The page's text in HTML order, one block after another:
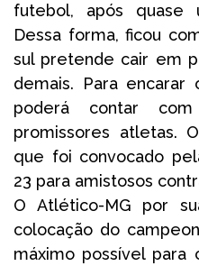
futebol, após quase
Dessa forma, ficou
sul pretende cair em
demais. Para encarar
poderá contar
promissores atletas.
que foi convocado
23 para amistosos
O Atlético-MG por
colocação do
máximo possível para